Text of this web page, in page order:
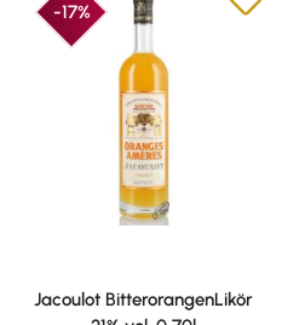
-17%
Jacoulot BitterorangenLikör